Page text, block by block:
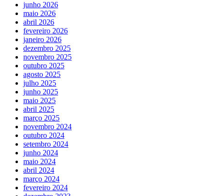
junho 2026
maio 2026
abril 2026
fevereiro 2026
janeiro 2026
dezembro 2025
novembro 2025
outubro 2025
agosto 2025
julho 2025
junho 2025
maio 2025
abril 2025
março 2025
novembro 2024
outubro 2024
setembro 2024
junho 2024
maio 2024
abril 2024
março 2024
fevereiro 2024